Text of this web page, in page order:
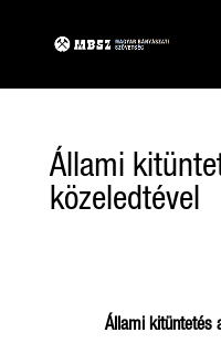
Állami
közeledtével
Állami kitüntetés